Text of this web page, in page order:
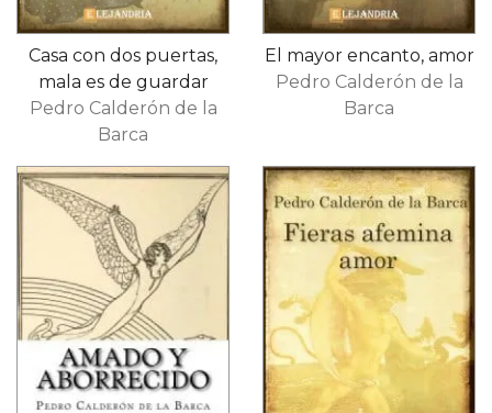
Casa con dos puertas,
mala es de guardar
Pedro Calderón de la
Barca
El mayor encanto, amor
Pedro Calderón de la
Barca